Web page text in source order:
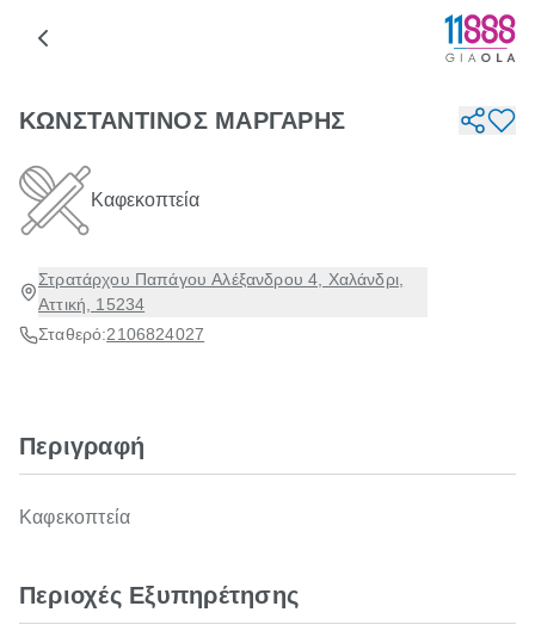
ΚΩΝΣΤΑΝΤΙΝΟΣ ΜΑΡΓΑΡΗΣ
Καφεκοπτεία
Στρατάρχου Παπάγου Αλέξανδρου 4, Χαλάνδρι,
Αττική, 15234
Σταθερό:2106824027
Περιγραφή
Καφεκοπτεία
Περιοχές Εξυπηρέτησης